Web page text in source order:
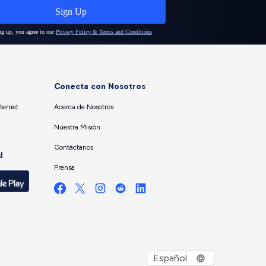
Conecta con Nosotros
Acerca de Nosotros
Nuestra Misión
Contáctanos
Prensa